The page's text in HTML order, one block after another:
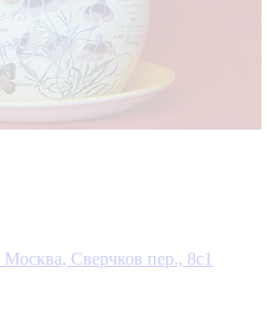
Москва, Сверчков пер., 8с1